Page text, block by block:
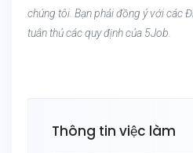
chúng tôi. Bạn phải đồng ý với các
tuân thủ các quy định của 5Job.
Thông tin việc làm